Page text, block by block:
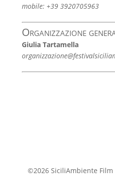
mobile: +39 3920705963
Organizzazione
Giulia Tartamella
©2026 SiciliAmbiente